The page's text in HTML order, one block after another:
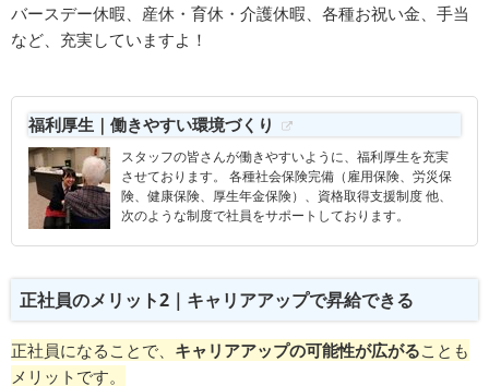
バースデー休暇、産休・育休・介護休暇、各種お祝い金、手当
など、充実していますよ！
福利厚生｜働きやすい環境づくり
スタッフの皆さんが働きやすいように、福利厚生を充実
させております。 各種社会保険完備（雇用保険、労災保
険、健康保険、厚生年金保険）、資格取得支援制度 他、
次のような制度で社員をサポートしております。
正社員のメリット2｜キャリアアップで昇給できる
正社員になることで、 キャリアアップの可能性が広がることも
メリットです。